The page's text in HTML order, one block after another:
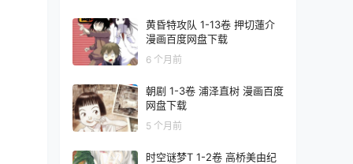
黄昏特攻队 1-13卷 押切蓮介
漫画百度网盘下载
6 个月前
朝剧 1-3卷 浦泽直树 漫画百度
网盘下载
5 个月前
时空谜梦T 1-2卷 高桥美由纪